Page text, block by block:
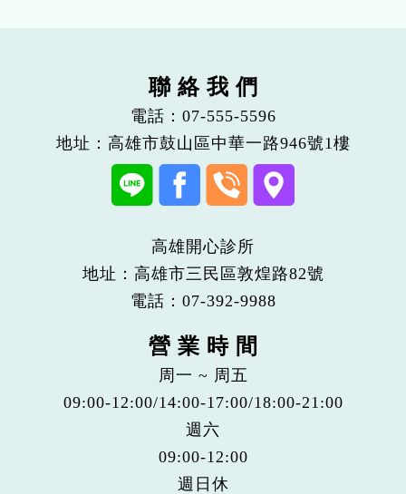
聯 絡 我 們
電話： 07-555-5596
地址：高雄市鼓山區中華一路946號1樓
高雄開心診所
地址：高雄市三民區敦煌路82號
電話： 07-392-9988
營 業 時 間
周一 ~ 周五
09:00-12:00/14:00-17:00/18:00-21:00
週六
09:00-12:00
週日休